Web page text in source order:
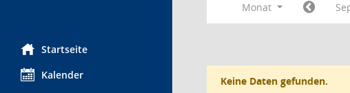
Startseite
Kalender
Monat
Keine Daten gefunden.